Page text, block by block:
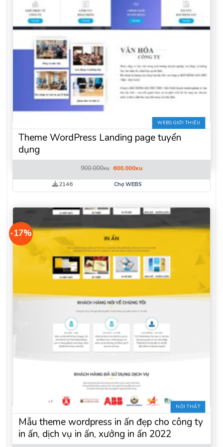
WEBS GIỚI THIỆU
Theme WordPress Landing page tuyển
dụng
900.000xu Giá
là:
900.000xu.
600.000xuGiá
tại
2146 Chợ WEBS
-17%
NỘI THẤT
Mẫu theme wordpress in ấn đẹp cho công ty
in ấn, dịch vụ in ấn, xưởng in ấn 2022